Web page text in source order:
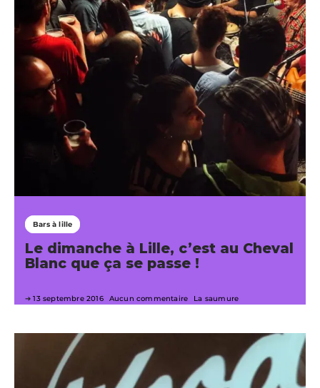
Bars à lille
Le dimanche à Lille, c’est au Cheval
Blanc que ça se passe !
13 septembre 2016 Aucun commentaire La saumure